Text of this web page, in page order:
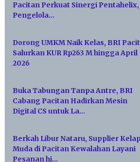
Pacitan Perkuat Sinergi Pentahelix,
Pengelola…
Dorong UMKM Naik Kelas, BRI
Salurkan KUR Rp263 M hingga April
2026
Buka Tabungan Tanpa Antre, BRI
Cabang Pacitan Hadirkan Mesin
Digital CS untuk La…
Berkah Libur Nataru, Supplier
Muda di Pacitan Kewalahan Layani
Pesanan hi…